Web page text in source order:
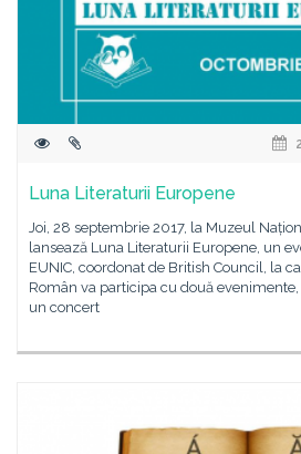
Luna Literaturii Europene
Joi, 28 septembrie 2017, la Muzeul
lansează Luna Literaturii Europene, un
EUNIC, coordonat de British Council, la
Român va participa cu două
un concert